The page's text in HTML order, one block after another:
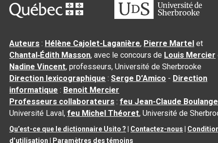
Auteurs : Hélène Cajolet-Laganière, Pierre Martel et
Chantal‑Édith Masson, avec le concours de Louis Mercier
Nadine Vincent, professeurs, Université de Sherbrooke
Direction lexicographique :Serge D’Amico - Direction
informatique : Benoit Mercier
Professeurs collaborateurs :feu Jean-Claude
Université Laval,feu Michel Théoret, Université de
Qu’est-ce que le dictionnaire Usito ? Contactez-nous
d’utilisation
Paramètres des témoins